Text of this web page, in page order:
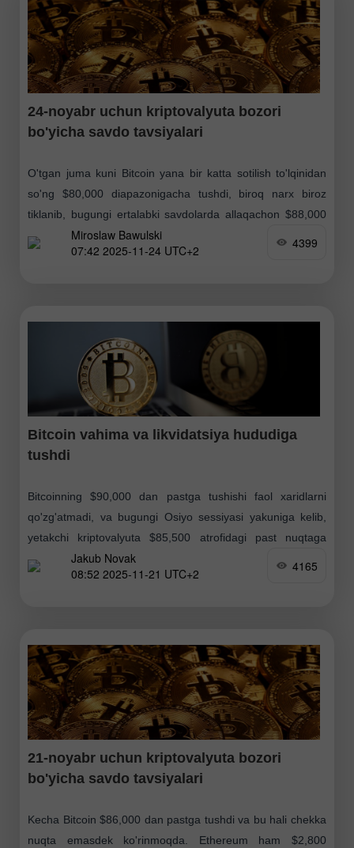
24-noyabr uchun kriptovalyuta bozori
bo'yicha savdo tavsiyalari
O'tgan juma kuni Bitcoin yana bir katta sotilish to'lqinidan
so'ng $80,000 diapazonigacha tushdi, biroq narx biroz
tiklanib, bugungi ertalabki savdolarda allaqachon $88,000
darajasidan oshdi. Shunga qaramay, buqalar uchun keyingi
istiqbollar
Miroslaw Bawulski
07:42 2025-11-24 UTC+2
4399
Bitcoin vahima va likvidatsiya hududiga
tushdi
Bitcoinning $90,000 dan pastga tushishi faol xaridlarni
qo'zg'atmadi, va bugungi Osiyo sessiyasi yakuniga kelib,
yetakchi kriptovalyuta $85,500 atrofidagi past nuqtaga
yetdi, bu yerda ham yirik o'yinchilardan sezilarli xaridlarni
Jakub Novak
08:52 2025-11-21 UTC+2
4165
21-noyabr uchun kriptovalyuta bozori
bo'yicha savdo tavsiyalari
Kecha Bitcoin $86,000 dan pastga tushdi va bu hali chekka
nuqta emasdek ko'rinmoqda. Ethereum ham $2,800